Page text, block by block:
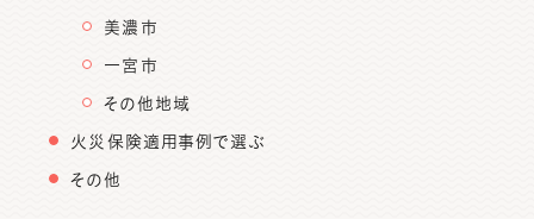
美濃市
一宮市
その他地域
火災保険適用事例で選ぶ
その他